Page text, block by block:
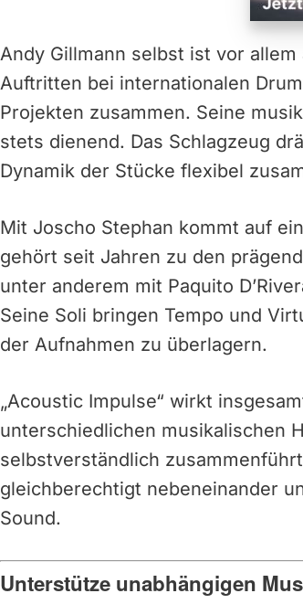
Andy Gillmann selbst ist vor
Auftritten bei internationalen
Projekten zusammen. Seine
stets dienend. Das Schlagzeug
Dynamik der Stücke flexibel
Mit Joscho Stephan kommt auf
gehört seit Jahren zu den
unter anderem mit Paquito
Seine Soli bringen Tempo und
der Aufnahmen zu überlagern.
„Acoustic Impulse“ wirkt
unterschiedlichen musikalischen
selbstverständlich
gleichberechtigt nebeneinander
Sound.
Unterstütze unabhängigen